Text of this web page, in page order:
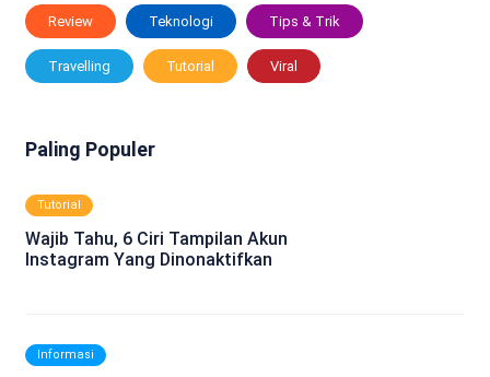
Review Teknologi Tips & Trik
Travelling Tutorial Viral
Paling Populer
Tutorial
Wajib Tahu, 6 Ciri Tampilan Akun
Instagram Yang Dinonaktifkan
Informasi